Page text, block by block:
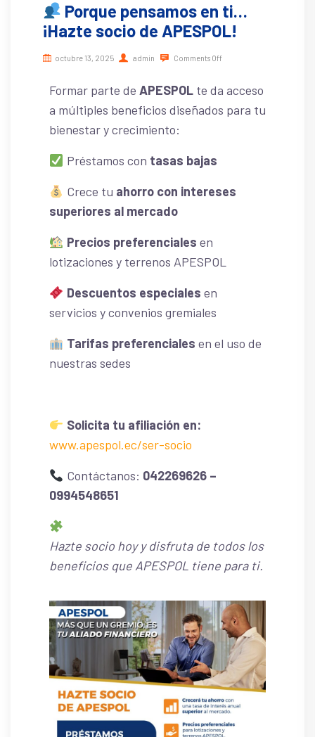
Porque pensamos en ti…
¡Hazte socio de APESPOL!
octubre 13, 2025 admin Comments Off
Formar parte de APESPOL te da acceso
a múltiples beneficios diseñados para tu
bienestar y crecimiento:
Préstamos con tasas bajas
Crece tu ahorro con intereses
superiores al mercado
Precios preferenciales en
lotizaciones y terrenos APESPOL
Descuentos especiales en
servicios y convenios gremiales
Tarifas preferenciales en el uso de
nuestras sedes
Solicita tu afiliación en:
www.apespol.ec/ser-socio
Contáctanos: 042269626 –
0994548651
Hazte socio hoy y disfruta de todos los
beneficios que APESPOL tiene para ti.